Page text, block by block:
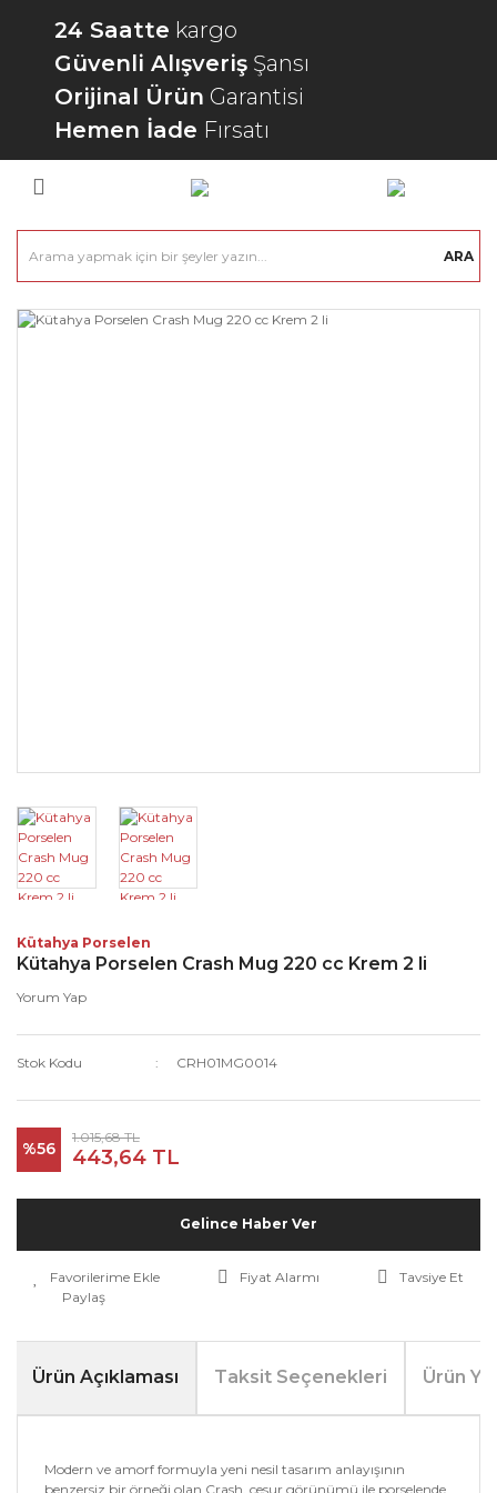
24 Saatte kargo
Güvenli Alışveriş Şansı
Orijinal Ürün Garantisi
Hemen İade Fırsatı
ARA
Kütahya Porselen
Kütahya Porselen Crash Mug 220 cc Krem 2 li
Yorum Yap
Stok Kodu CRH01MG0014
%56
1.015,68 TL
443,64 TL
Gelince Haber Ver
Fiyat Alarmı
Tavsiye Et
Paylaş
Ürün Açıklaması Taksit Seçenekleri Ürün
Modern ve amorf formuyla yeni nesil tasarım anlayışının
benzersiz bir örneği olan Crash, cesur görünümü ile porselende